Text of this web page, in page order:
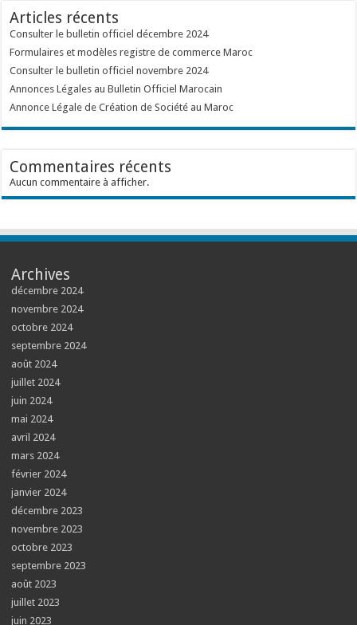
Articles récents
Consulter le bulletin officiel décembre 2024
Formulaires et modèles registre de commerce Maroc
Consulter le bulletin officiel novembre 2024
Annonces Légales au Bulletin Officiel Marocain
Annonce Légale de Création de Société au Maroc
Commentaires récents
Aucun commentaire à afficher.
Archives
décembre 2024
novembre 2024
octobre 2024
septembre 2024
août 2024
juillet 2024
juin 2024
mai 2024
avril 2024
mars 2024
février 2024
janvier 2024
décembre 2023
novembre 2023
octobre 2023
septembre 2023
août 2023
juillet 2023
juin 2023